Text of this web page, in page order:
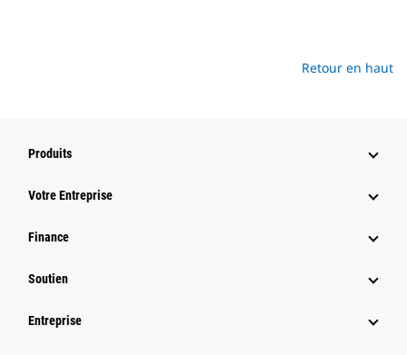
Retour en haut
Produits
Votre Entreprise
Finance
Soutien
Entreprise